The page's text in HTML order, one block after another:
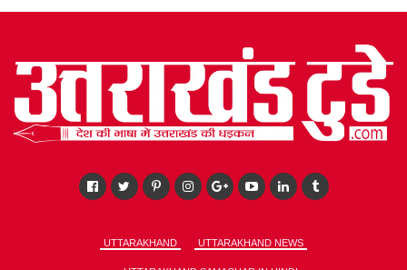
UTTARAKHAND UTTARAKHAND NEWS